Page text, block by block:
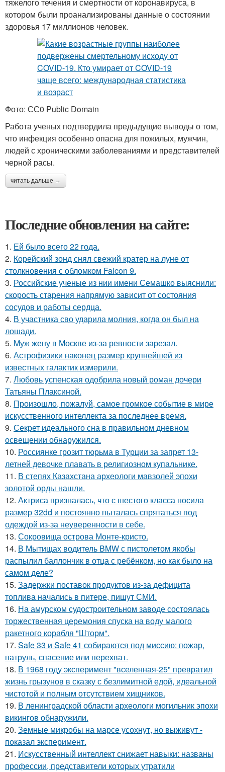
тяжелого течения и смертности от коронавируса, в
котором были проанализированы данные о состоянии
здоровья 17 миллионов человек.
Фото: СС0 Public Domain
Работа ученых подтвердила предыдущие выводы о том,
что инфекция особенно опасна для пожилых, мужчин,
людей с хроническими заболеваниями и представителей
черной расы.
читать дальше →
Последние обновления на сайте:
1. Ей было всего 22 года.
2. Корейский зонд снял свежий кратер на луне от
столкновения с обломком Falcon 9.
3. Российские ученые из нии имени Семашко выяснили:
скорость старения напрямую зависит от состояния
сосудов и работы сердца.
4. В участника сво ударила молния, когда он был на
лошади.
5. Mуж жену в Москве из-за ревности зарезал.
6. Астрофизики наконец размер крупнейшей из
известных галактик измерили.
7. Любовь успенская одобрила новый роман дочери
Татьяны Плаксиной.
8. Произошло, пожалуй, самое громкое событие в мире
искусственного интеллекта за последнее время.
9. Секрет идеального сна в правильном дневном
освещении обнаружился.
10. Россиянке грозит тюрьма в Турции за запрет 13-
летней девочке плавать в религиозном купальнике.
11. В степях Казахстана археологи мавзолей эпохи
золотой орды нашли.
12. Актриса призналась, что с шестого класса носила
размер 32dd и постоянно пыталась спрятаться под
одеждой из-за неуверенности в себе.
13. Сокровища острова Монте-кристо.
14. В Мытищах водитель BMW с пистолетом якобы
распылил баллончик в отца с ребёнком, но как было на
самом деле?
15. Задержки поставок продуктов из-за дефицита
топлива начались в питере, пишут СМИ.
16. На амурском судостроительном заводе состоялась
торжественная церемония спуска на воду малого
ракетного корабля "Шторм".
17. Safe 33 и Safe 41 собираются под миссию: пожар,
патруль, спасение или перехват.
18. В 1968 году эксперимент "вселенная-25" превратил
жизнь грызунов в сказку с безлимитной едой, идеальной
чистотой и полным отсутствием хищников.
19. В ленинградской области археологи могильник эпохи
викингов обнаружили.
20. Земные микробы на марсе усохнут, но выживут -
показал эксперимент.
21. Искусственный интеллект снижает навыки: названы
профессии, представители которых утратили